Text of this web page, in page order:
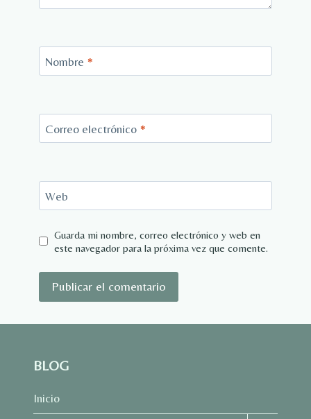
Nombre *
Correo electrónico *
Web
Guarda mi nombre, correo electrónico y web en
este navegador para la próxima vez que comente.
BLOG
Inicio